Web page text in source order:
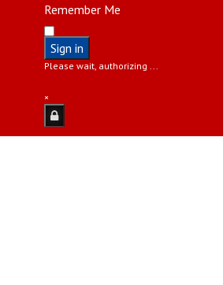
Remember Me
Sign in
Please wait, authorizing ...
×